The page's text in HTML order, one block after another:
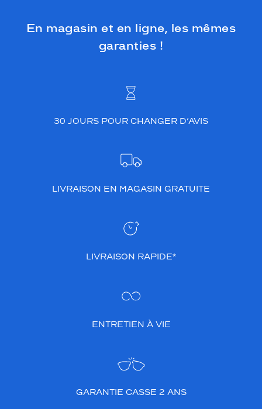
En magasin et en ligne, les mêmes
garanties !
30 JOURS POUR CHANGER D’AVIS
LIVRAISON EN MAGASIN GRATUITE
LIVRAISON RAPIDE*
ENTRETIEN À VIE
GARANTIE CASSE 2 ANS